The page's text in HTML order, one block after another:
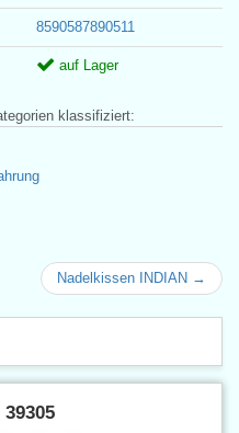
8590587890511
auf Lager
klassifiziert:
Nadelkissen INDIAN →
39305